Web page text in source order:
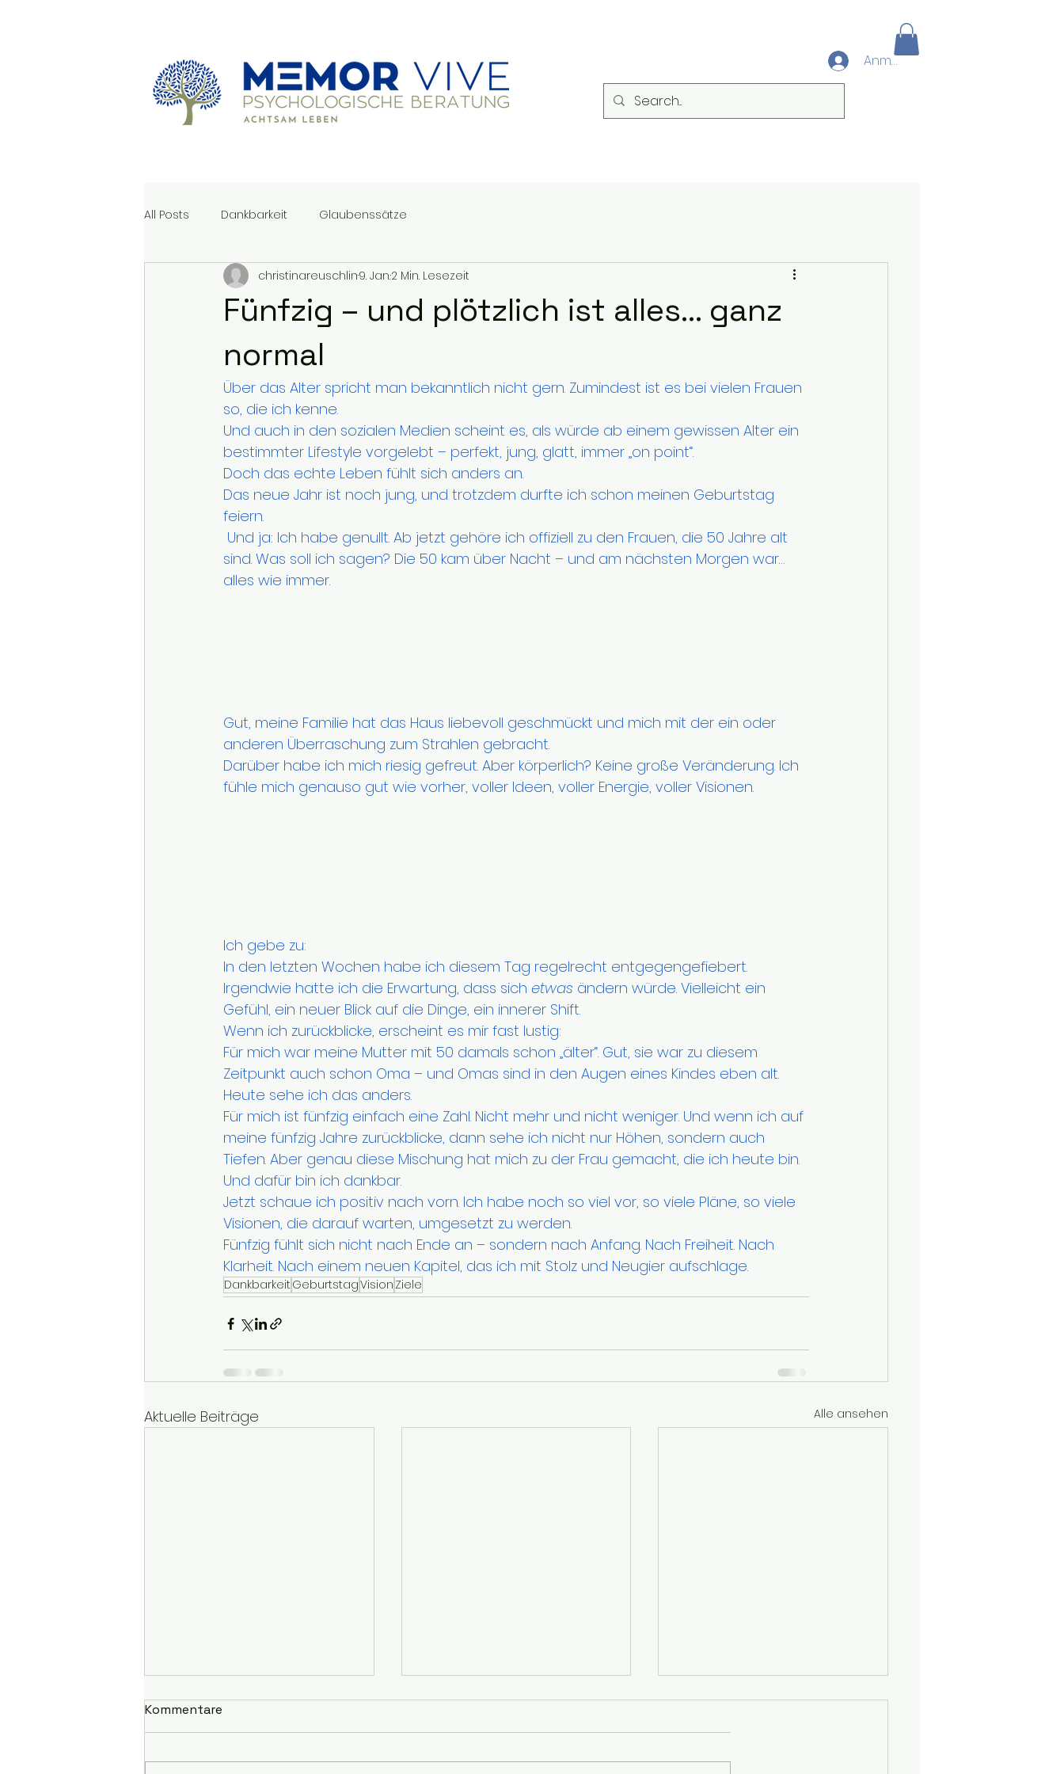
Anmelden
All Posts Dankbarkeit Glaubenssätze
Fünfzig – und plötzlich ist alles… ganz
normal
christinareuschlin9. Jan.2 Min. Lesezeit
Über das Alter spricht man bekanntlich nicht gern. Zumindest ist es bei vielen Frauen
so, die ich kenne.
Und auch in den sozialen Medien scheint es, als würde ab einem gewissen Alter ein
bestimmter Lifestyle vorgelebt – perfekt, jung, glatt, immer „on point“.
Doch das echte Leben fühlt sich anders an.
Das neue Jahr ist noch jung, und trotzdem durfte ich schon meinen Geburtstag
feiern.
sind. Was soll ich sagen? Die 50 kam über Nacht – und am nächsten Morgen war…
alles wie immer.
Gut, meine Familie hat das Haus liebevoll geschmückt und mich mit der ein oder
anderen Überraschung zum Strahlen gebracht.
Darüber habe ich mich riesig gefreut. Aber körperlich? Keine große Veränderung. Ich
fühle mich genauso gut wie vorher, voller Ideen, voller Energie, voller Visionen.
Ich gebe zu:
In den letzten Wochen habe ich diesem Tag regelrecht entgegengefiebert.
Irgendwie hatte ich die Erwartung, dass sich etwas ändern würde. Vielleicht ein
Gefühl, ein neuer Blick auf die Dinge, ein innerer Shift.
Wenn ich zurückblicke, erscheint es mir fast lustig:
Für mich war meine Mutter mit 50 damals schon „älter“. Gut, sie war zu diesem
Zeitpunkt auch schon Oma – und Omas sind in den Augen eines Kindes eben alt.
Heute sehe ich das anders.
Für mich ist fünfzig einfach eine Zahl. Nicht mehr und nicht weniger. Und wenn ich auf
meine fünfzig Jahre zurückblicke, dann sehe ich nicht nur Höhen, sondern auch
Tiefen. Aber genau diese Mischung hat mich zu der Frau gemacht, die ich heute bin.
Und dafür bin ich dankbar.
Jetzt schaue ich positiv nach vorn. Ich habe noch so viel vor, so viele Pläne, so viele
Visionen, die darauf warten, umgesetzt zu werden.
Fünfzig fühlt sich nicht nach Ende an – sondern nach Anfang. Nach Freiheit. Nach
Klarheit. Nach einem neuen Kapitel, das ich mit Stolz und Neugier aufschlage.
Dankbarkeit GeburtstagVision Ziele
Aktuelle Beiträge Alle ansehen
Kommentare